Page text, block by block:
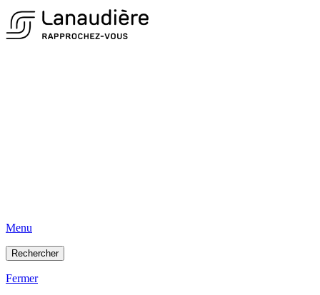
Menu
Rechercher
Fermer